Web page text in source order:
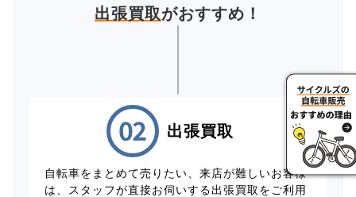
出張買取がおすすめ！
出張買取
自転車をまとめて売りたい、来店が難しいお客様
は、スタッフが直接お伺いする出張買取をご利用